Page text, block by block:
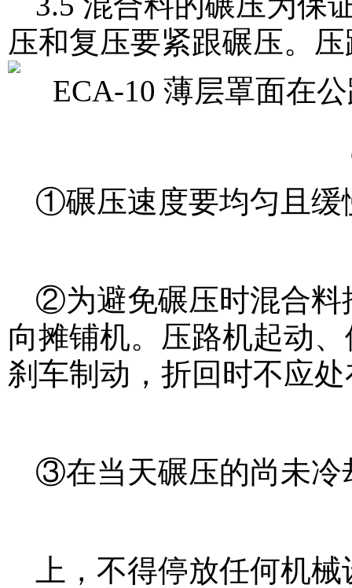
压和复压要紧跟碾压。
①碾压速度要均匀且缓
②为避免碾压时混合料
向摊铺机。压路机起动
刹车制动，折回时不应
③在当天碾压的尚未冷
上，不得停放任何机